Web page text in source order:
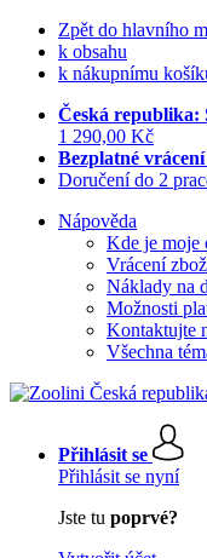
Zpět do hlavního
k obsahu
k nákupnímu
Česká republika:
1 290,00 Kč
Bezplatné
Doručení do 2
Nápověda
Kde je moje
Vrácení
Náklady na
Možnosti
Kontaktujte
Všechna
Přihlásit se
Přihlásit se nyní
Jste tu poprvé?